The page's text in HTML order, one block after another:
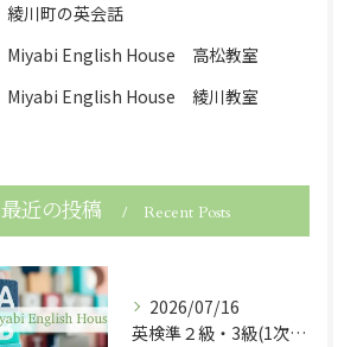
綾川町の英会話
Miyabi English House 高松教室
Miyabi English House 綾川教室
最近の投稿 Recent Posts
2026/07/16
英検準２級・3級(1次試験)・５級に合格しました！